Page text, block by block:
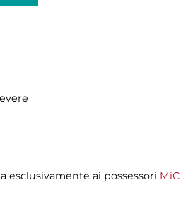
esclusivamente ai possessori MiC